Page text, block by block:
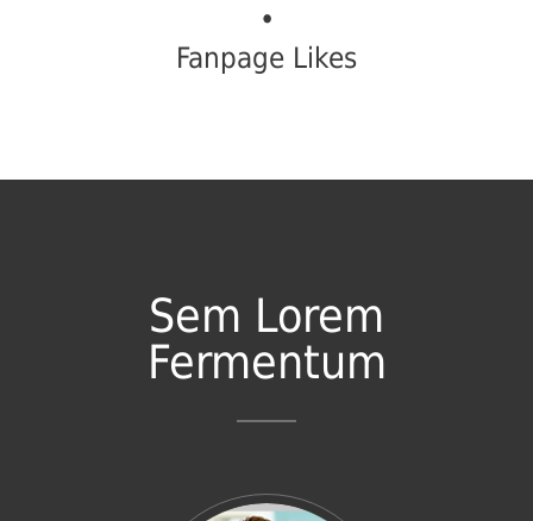
•
Fanpage Likes
Sem Lorem
Fermentum